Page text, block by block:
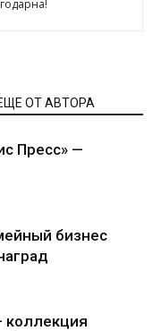
ОТ АВТОРА
Пресс» —
бизнес
коллекция